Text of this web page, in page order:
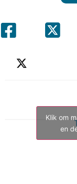
Klik om
en